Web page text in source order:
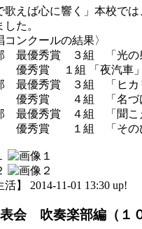
えば心に響く」本校では
た。
ンクールの結果〉
最優秀賞 ３組 「光の
１組 「夜汽車」
最優秀賞 ３組 「ヒカ
４組 「名づけら
最優秀賞 ４組 「聞こ
１組 「そのひと
活】 2014-11-01 13:30 up!
会 吹奏楽部編（１